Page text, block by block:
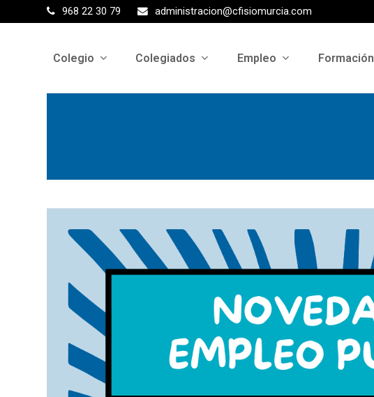
968 22 30 79 administracion@cfisiomurcia.com
Colegio Colegiados Empleo Formación